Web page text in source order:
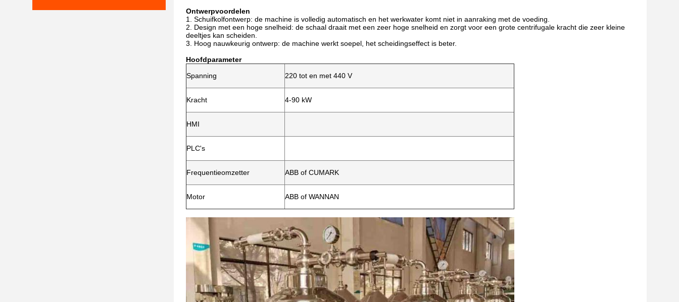
Ontwerpvoordelen
1. Schuifkolfontwerp: de machine is volledig automatisch en het werkwater komt niet in aanraking met de voeding.
2. Design met een hoge snelheid: de schaal draait met een zeer hoge snelheid en zorgt voor een grote centrifugale kracht die zeer kleine
deeltjes kan scheiden.
3. Hoog nauwkeurig ontwerp: de machine werkt soepel, het scheidingseffect is beter.
Hoofdparameter
Spanning
220 tot en met 440 V
Kracht 4-90 kW
HMI
PLC's
Frequentieomzetter ABB of CUMARK
Motor ABB of WANNAN